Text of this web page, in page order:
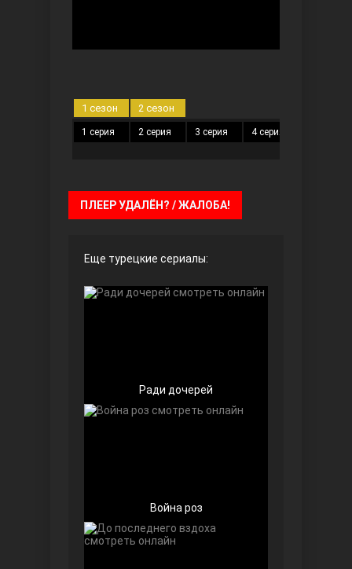
Чёрно-белая любовь
Дочь посла
1 сезон 2 сезон
1 серия 2 серия 3 серия 4 серия
ПЛЕЕР УДАЛЁН? / ЖАЛОБА!
Еще турецкие сериалы:
Ради дочерей
Война роз